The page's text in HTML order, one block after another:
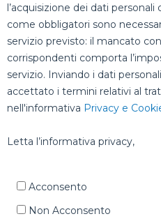
l’acquisizione dei dati
come obbligatori sono
servizio previsto: il mancato
corrispondenti comporta
servizio. Inviando i dati
accettato i termini relativi al
nell'informativa Privacy e
Letta l’informativa privacy,
Acconsento
Non Acconsento